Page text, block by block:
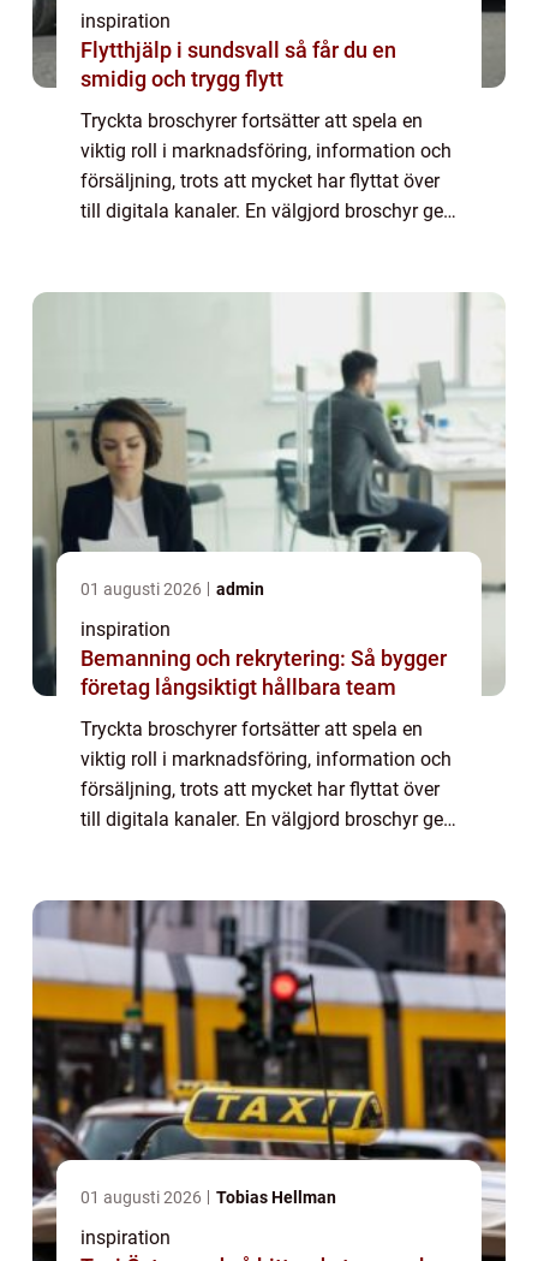
inspiration
Flytthjälp i sundsvall så får du en
smidig och trygg flytt
Tryckta broschyrer fortsätter att spela en
viktig roll i marknadsföring, information och
försäljning, trots att mycket har flyttat över
till digitala kanaler. En välgjord broschyr ger
01 augusti 2026 admin
inspiration
Bemanning och rekrytering: Så bygger
företag långsiktigt hållbara team
Tryckta broschyrer fortsätter att spela en
viktig roll i marknadsföring, information och
försäljning, trots att mycket har flyttat över
till digitala kanaler. En välgjord broschyr ger
01 augusti 2026 Tobias Hellman
inspiration